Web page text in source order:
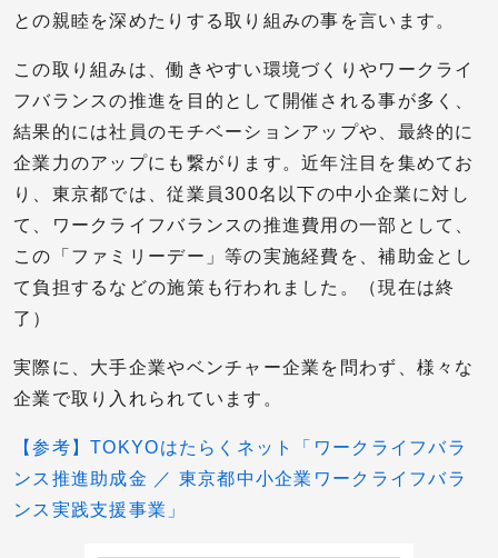
との親睦を深めたりする取り組みの事を言います。
この取り組みは、働きやすい環境づくりやワークライ
フバランスの推進を目的として開催される事が多く、
結果的には社員のモチベーションアップや、最終的に
企業力のアップにも繋がります。近年注目を集めてお
り、東京都では、従業員300名以下の中小企業に対し
て、ワークライフバランスの推進費用の一部として、
この「ファミリーデー」等の実施経費を、補助金とし
て負担するなどの施策も行われました。（現在は終
了）
実際に、大手企業やベンチャー企業を問わず、様々な
企業で取り入れられています。
【参考】TOKYOはたらくネット「ワークライフバラ
ンス推進助成金 ／ 東京都中小企業ワークライフバラ
ンス実践支援事業」